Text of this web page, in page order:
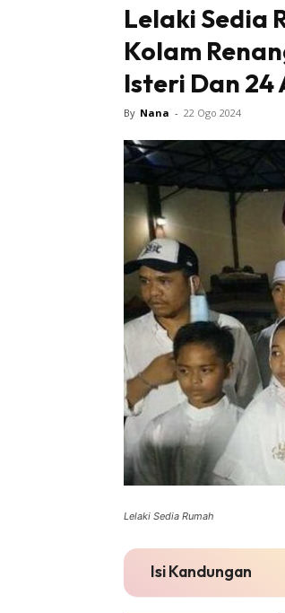
Lelaki Sedia
Kolam
Isteri Dan 24
By Nana - 22 Ogo 2024
Lelaki Sedia Rumah
Isi Kandungan